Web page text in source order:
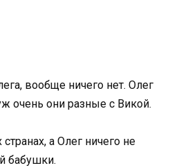
вообще ничего нет. Олег
очень они разные с Викой.
а Олег ничего не
бабушки.